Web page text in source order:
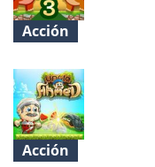
Acción
Acción